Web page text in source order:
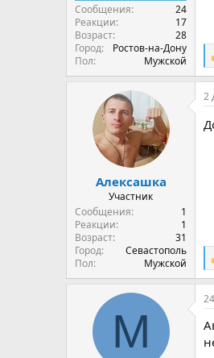
Сообщения
24
Реакции
17
Возраст
28
Город
Ростов-на-Дону
Пол
Мужской
Р
е
а
к
Алексашка
Участник
Сообщения
1
Реакции
1
Возраст
31
Город
Севастополь
Пол
Мужской
2
Р
е
а
к
M